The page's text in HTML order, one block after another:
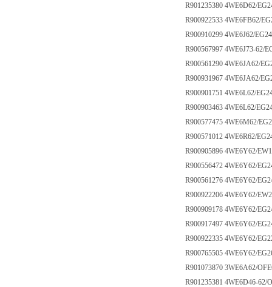
R901235380 4WE6D62/
R900922533 4WE6FB62/
R900910299 4WE6J62/
R900567997 4WE6J73-62/
R900561290 4WE6JA62/
R900931967 4WE6JA62/
R900901751 4WE6L62/
R900903463 4WE6L62/
R900577475 4WE6M62/
R900571012 4WE6R62/
R900905896 4WE6Y62/
R900556472 4WE6Y62/
R900561276 4WE6Y62/
R900922206 4WE6Y62/
R900909178 4WE6Y62/
R900917497 4WE6Y62/
R900922335 4WE6Y62/
R900765505 4WE6Y62/
R901073870 3WE6A62/
R901235381 4WE6D46-62/